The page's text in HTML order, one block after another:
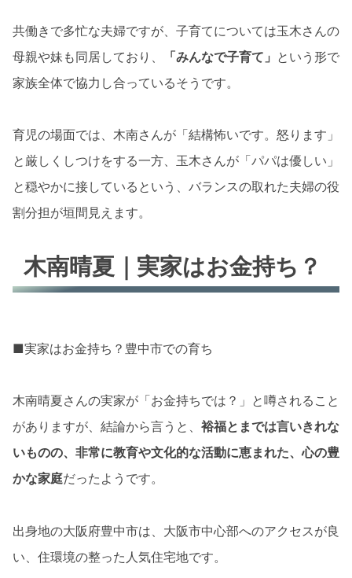
共働きで多忙な夫婦ですが、子育てについては玉木さんの
母親や妹も同居しており、
「みんなで子育て」 という形で
家族全体で協力し合っているそうです。
育児の場面では、木南さんが「結構怖いです。怒ります」
と厳しくしつけをする一方、玉木さんが「パパは優しい」
と穏やかに接しているという、バランスの取れた夫婦の役
割分担が垣間見えます。
木南晴夏｜実家はお金持ち？
■実家はお金持ち？豊中市での育ち
木南晴夏さんの実家が「お金持ちでは？」と噂されること
がありますが、結論から言うと、 裕福とまでは言いきれな
いものの、非常に教育や文化的な活動に恵まれた、心の豊
かな家庭だったようです。
出身地の大阪府豊中市は、大阪市中心部へのアクセスが良
い、住環境の整った人気住宅地です。